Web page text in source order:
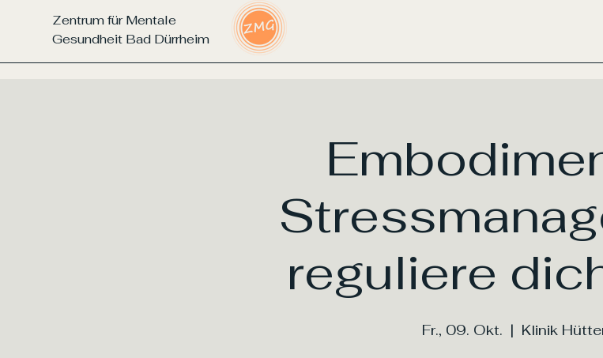
Zentrum für Mentale
Gesundheit Bad Dürrheim
reguliere
Fr., 09. Okt.
  |
Klinik